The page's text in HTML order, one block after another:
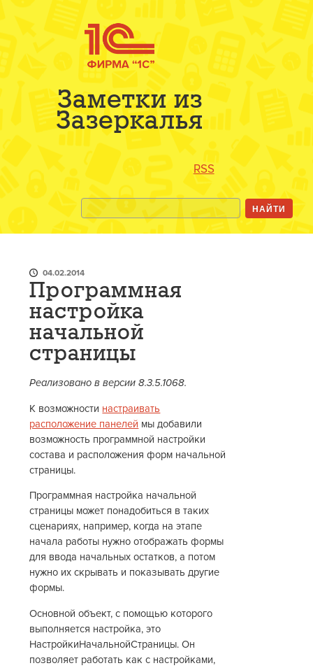
Заметки из
Зазеркалья
RSS
04.02.2014
Программная
настройка
начальной
страницы
Реализовано в версии 8.3.5.1068.
К возможности настраивать
расположение панелей мы добавили
возможность программной настройки
состава и расположения форм начальной
страницы.
Программная настройка начальной
страницы может понадобиться в таких
сценариях, например, когда на этапе
начала работы нужно отображать формы
для ввода начальных остатков, а потом
нужно их скрывать и показывать другие
формы.
Основной объект, с помощью которого
выполняется настройка, это
НастройкиНачальнойСтраницы. Он
позволяет работать как с настройками,